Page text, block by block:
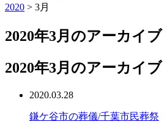
2020 > 3月
2020年3月のアーカイブ
2020年3月のアーカイブ
2020.03.28
鎌ケ谷市の葬儀/千葉市民葬祭